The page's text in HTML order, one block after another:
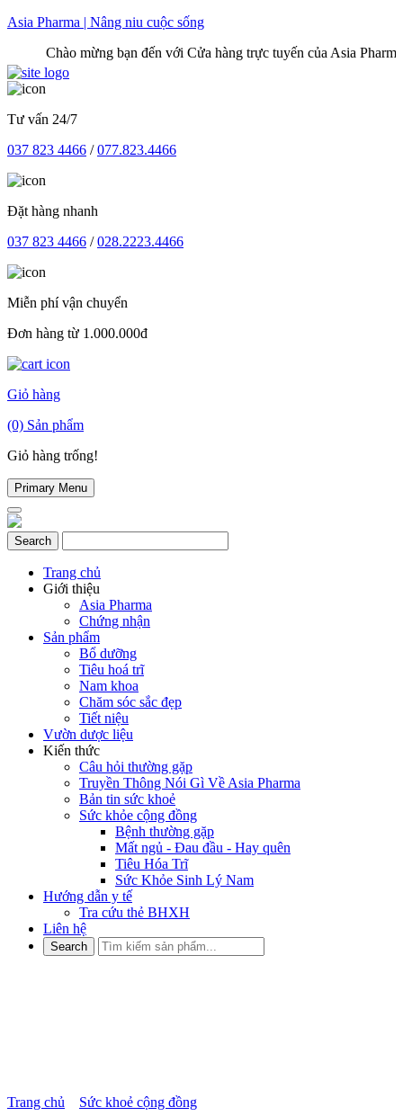
Skip
content
Asia Pharma | Nâng niu cuộc sống
Chào mừng bạn đến với Cửa hàng trực tuyến của Asia Pharma
Tư vấn 24/7
037 823 4466 /077.823.4466
Đặt hàng nhanh
037 823 4466 /028.2223.4466
Miễn phí vận chuyển
Đơn hàng từ 1.000.000đ
Giỏ hàng
(0) Sản phẩm
Giỏ hàng trống!
Primary Menu
Trang chủ
Giới thiệu
Asia Pharma
Chứng nhận
Sản phẩm
Bổ dưỡng
Tiêu hoá trĩ
Nam khoa
Chăm sóc sắc đẹp
Tiết niệu
Vườn dược liệu
Kiến thức
Câu hỏi thường gặp
Truyền Thông Nói Gì Về Asia Pharma
Bản tin sức khoẻ
Sức khỏe cộng đồng
Bệnh thường gặp
Mất ngủ - Đau đầu - Hay quên
Tiêu Hóa Trĩ
Sức Khỏe Sinh Lý Nam
Hướng dẫn y tế
Tra cứu thẻ BHXH
Liên hệ
Trang chủ Sức khoẻ cộng đồng